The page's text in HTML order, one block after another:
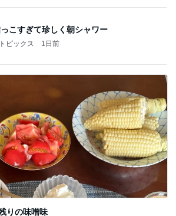
こすぎて珍しく朝シャワー
ピックス 1日前
りの味噌味